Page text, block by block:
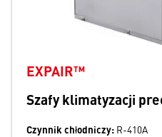
Szafy klimatyzacji
EXPAIR™
Czynnik chłodniczy: R-410A